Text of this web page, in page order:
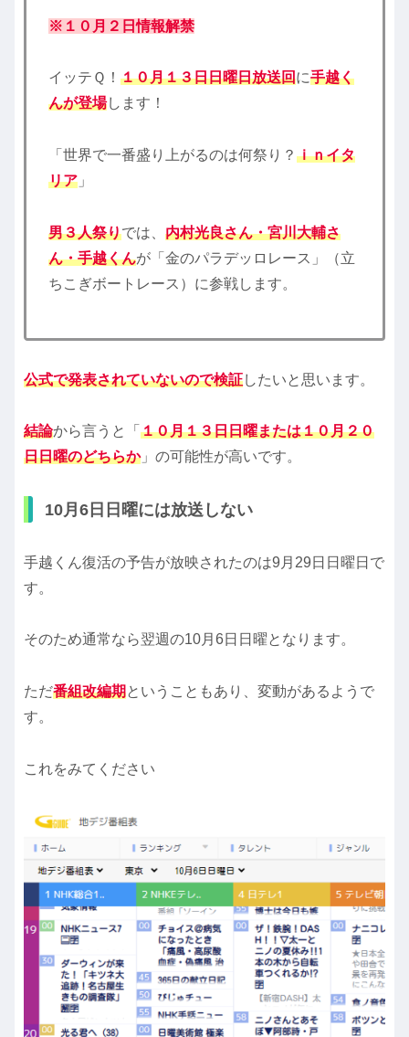
※１０月２日情報解禁
イッテＱ！ １０月１３日日曜日放送回に手越く
んが登場します！
「世界で一番盛り上がるのは何祭り？ ｉｎイタ
リア 」
男３人祭りでは、 内村光良さん・宮川大輔さ
ん・手越くんが「金のパラデッロレース」（立
ちこぎボートレース）に参戦します。
公式で発表されていないので検証したいと思います。
結論から言うと「 １０月１３日日曜または１０月２０
日日曜のどちらか」の可能性が高いです。
10月6日日曜には放送しない
手越くん復活の予告が放映されたのは9月29日日曜日で
す。
そのため通常なら翌週の10月6日日曜となります。
ただ番組改編期ということもあり、変動があるようで
す。
これをみてください